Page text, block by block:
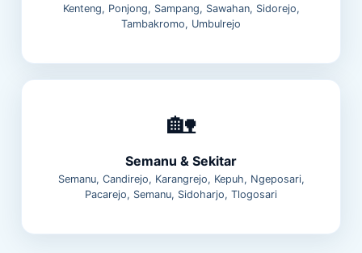
Kenteng, Ponjong, Sampang, Sawahan, Sidorejo,
Tambakromo, Umbulrejo
🏡
Semanu & Sekitar
Semanu, Candirejo, Karangrejo, Kepuh, Ngeposari,
Pacarejo, Semanu, Sidoharjo, Tlogosari